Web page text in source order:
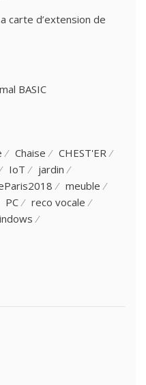
carte d’extension de
BASIC
Chaise
CHEST'ER
IoT
jardin
meuble
PC
reco vocale